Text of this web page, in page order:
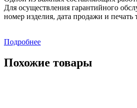
Для осуществления гарантийного
номер изделия, дата продажи и
Подробнее
Похожие товары